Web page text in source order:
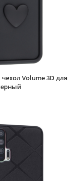
Volume 3D для